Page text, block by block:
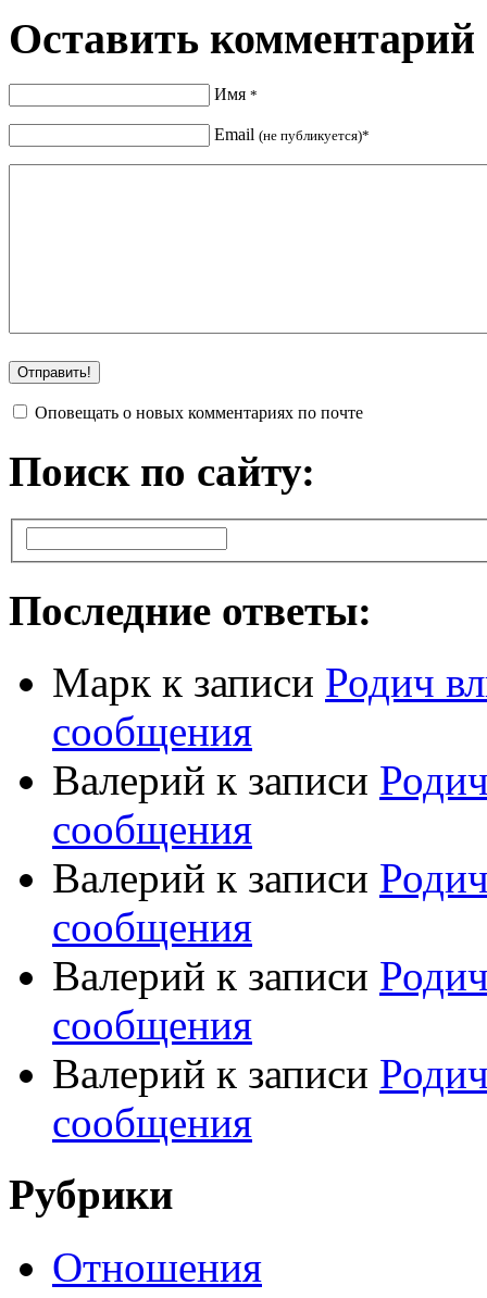
Оставить комментарий
Имя *
Email (не публикуется)*
Оповещать о новых комментариях по почте
Поиск по сайту:
Последние ответы:
Марк к записи Родич
сообщения
Валерий к записи
сообщения
Валерий к записи
сообщения
Валерий к записи
сообщения
Валерий к записи
сообщения
Рубрики
Отношения